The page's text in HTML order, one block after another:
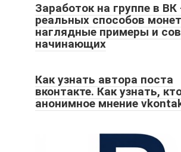
Заработок на группе в
реальных способов
наглядные примеры и
начинающих
Как узнать автора поста
вконтакте. Как узнать,
анонимное мнение